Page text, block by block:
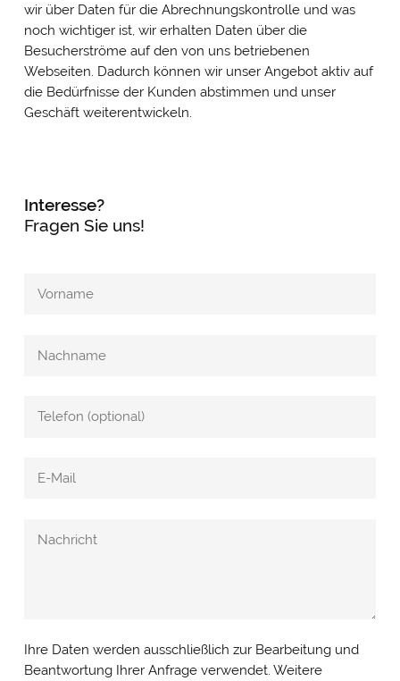
wir über Daten für die Abrechnungskontrolle und was
noch wichtiger ist, wir erhalten Daten über die
Besucherströme auf den von uns betriebenen
Webseiten. Dadurch können wir unser Angebot aktiv auf
die Bedürfnisse der Kunden abstimmen und unser
Geschäft weiterentwickeln.
Interesse?
Fragen Sie uns!
Ihre Daten werden ausschließlich zur Bearbeitung und
Beantwortung Ihrer Anfrage verwendet. Weitere
Mit Ihrer Zustimmung möchten wir Google Analytics
(Routenplanung) und YouTube (Videos) auf unserer Website